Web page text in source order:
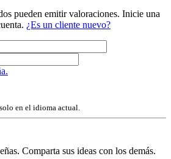
pueden emitir valoraciones. Inicie una
¿Es un cliente nuevo?
en el idioma actual.
Comparta sus ideas con los demás.